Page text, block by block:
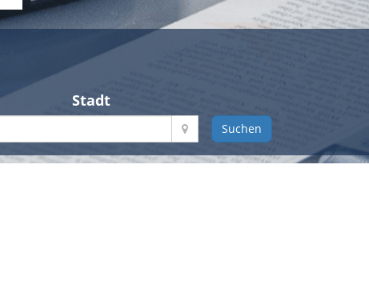
Stadt
Suchen